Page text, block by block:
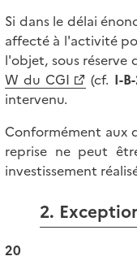
Si dans le délai
affecté à l'activité
l'objet, sous réserve
W du CGI
(cf. I-
intervenu.
Conformément aux
reprise ne peut
investissement
2.
20